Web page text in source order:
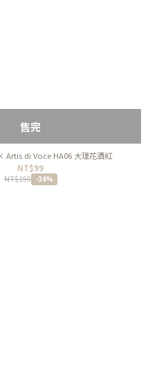
售完
di Voce HA06 大理花酒紅
NT$99
NT$150 -34%